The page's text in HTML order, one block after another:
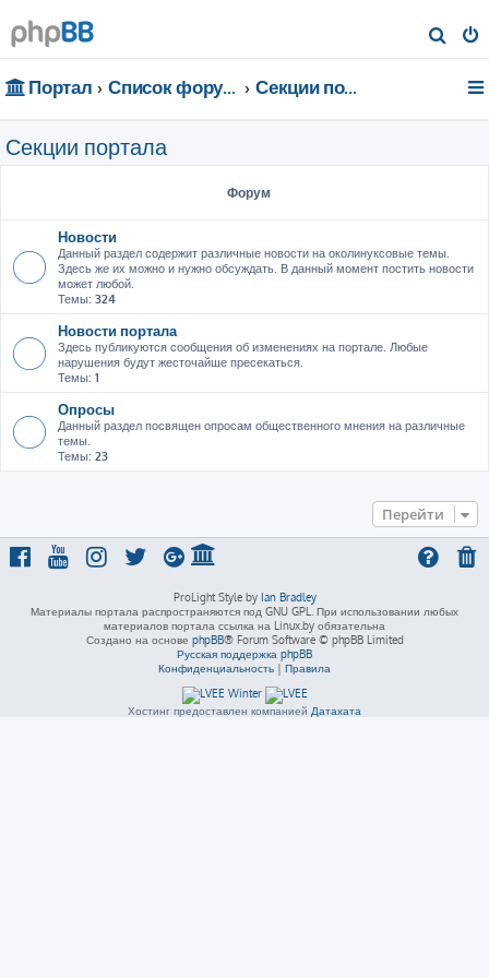
о
Портал Список форумов Секции портала
Секции портала
Форум
Новости
Данный раздел содержит различные новости на околинуксовые темы.
Здесь же их можно и нужно обсуждать. В данный момент постить новости
может любой.
Темы: 324
Новости портала
Здесь публикуются сообщения об изменениях на портале. Любые
нарушения будут жесточайше пресекаться.
Темы: 1
Опросы
Данный раздел посвящен опросам общественного мнения на различные
темы.
Темы: 23
Перейти
ProLight Style by Ian Bradley
Материалы портала распространяются под GNU GPL. При использовании любых
материалов портала ссылка на Linux.by обязательна
Создано на основе phpBB® Forum Software © phpBB Limited
Русская поддержка phpBB
Конфиденциальность | Правила
Хостинг предоставлен компанией Датахата